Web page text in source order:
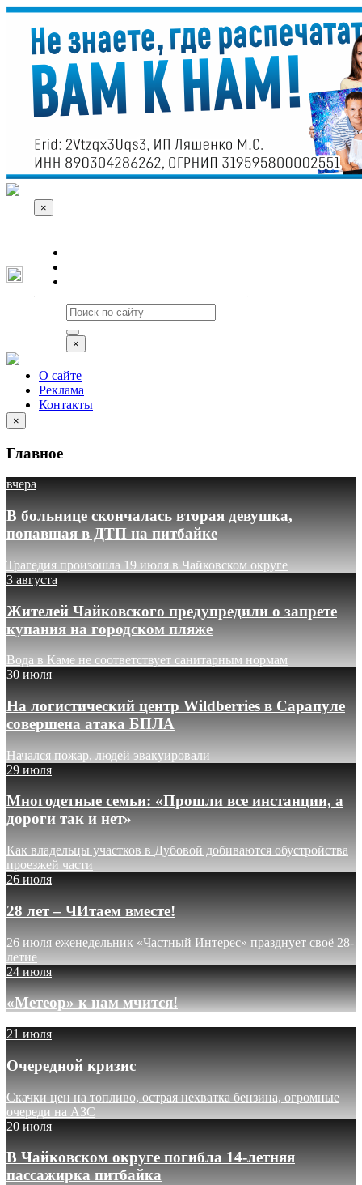
×
×
О сайте
Реклама
Контакты
×
Главное
вчера
В больнице скончалась вторая девушка,
попавшая в ДТП на питбайке
Трагедия произошла 19 июля в Чайковском округе
3 августа
Жителей Чайковского предупредили о запрете
купания на городском пляже
Вода в Каме не соответствует санитарным нормам
30 июля
На логистический центр Wildberries в Сарапуле
совершена атака БПЛА
Начался пожар, людей эвакуировали
29 июля
Многодетные семьи: «Прошли все инстанции, а
дороги так и нет»
Как владельцы участков в Дубовой добиваются обустройства
проезжей части
26 июля
28 лет – ЧИтаем вместе!
26 июля еженедельник «Частный Интерес» празднует своё 28-
летие
24 июля
«Метеор» к нам мчится!
21 июля
Очередной кризис
Скачки цен на топливо, острая нехватка бензина, огромные
очереди на АЗС
20 июля
В Чайковском округе погибла 14-летняя
пассажирка питбайка